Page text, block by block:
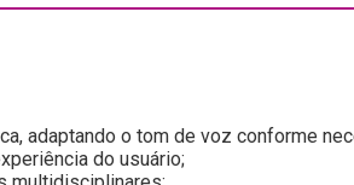
adaptando o tom de voz conforme
do usuário;